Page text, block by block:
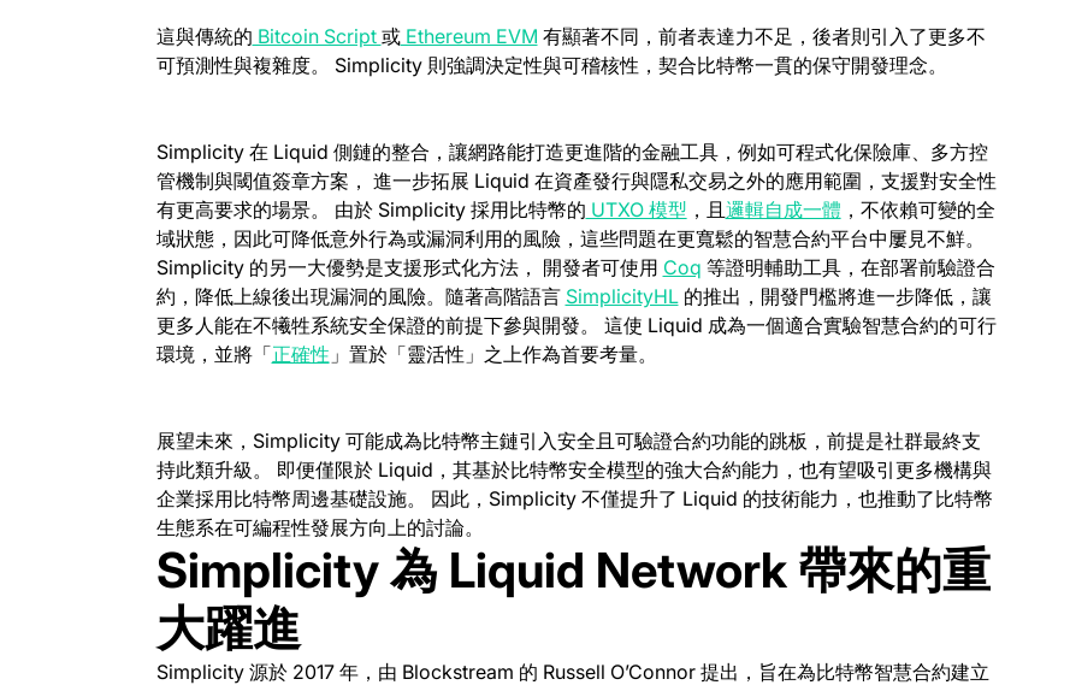
這與傳統的 Bitcoin Script (opens in a new tab)
或Ethereum EVM(opens in a new tab)
有顯著不同，前者表達力不足，後者則引入了更多不
可預測性與複雜度。 Simplicity 則強調決定性與可稽核性，契合比特幣一貫的保守開發理念。
Simplicity 在 Liquid 側鏈的整合，讓網路能打造更進階的金融工具，例如可程式化保險庫、多方控
管機制與閾值簽章方案， 進一步拓展 Liquid 在資產發行與隱私交易之外的應用範圍，支援對安全性
有更高要求的場景。 由於 Simplicity 採用比特幣的 UTXO 模型(opens in a new tab)
，且 邏輯自成一體(opens in a new tab)
，不依賴可變的全
域狀態，因此可降低意外行為或漏洞利用的風險，這些問題在更寬鬆的智慧合約平台中屢見不鮮。
Simplicity 的另一大優勢是支援形式化方法， 開發者可使用 Coq(opens in a new tab)
等證明輔助工具，在部署前驗證合
約，降低上線後出現漏洞的風險。隨著高階語言 SimplicityHL (opens in a new tab)
的推出，開發門檻將進一步降低，讓
更多人能在不犧牲系統安全保證的前提下參與開發。 這使 Liquid 成為一個適合實驗智慧合約的可行
環境，並將「正確性(opens in a new tab)
」置於「靈活性」之上作為首要考量。
展望未來，Simplicity 可能成為比特幣主鏈引入安全且可驗證合約功能的跳板，前提是社群最終支
持此類升級。 即便僅限於 Liquid，其基於比特幣安全模型的強大合約能力，也有望吸引更多機構與
企業採用比特幣周邊基礎設施。 因此，Simplicity 不僅提升了 Liquid 的技術能力，也推動了比特幣
生態系在可編程性發展方向上的討論。
Simplicity 為 Liquid Network 帶來的重
大躍進
Simplicity 源於 2017 年，由 Blockstream 的 Russell O’Connor 提出，旨在為比特幣智慧合約建立